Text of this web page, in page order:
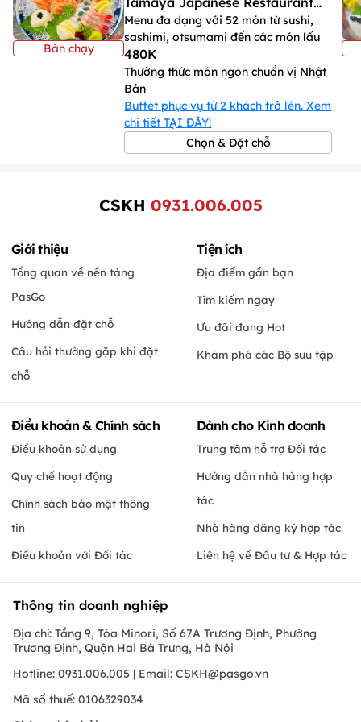
Bán chạy
Hai Bà Trưng
Menu đa dạng với 52 món từ sushi,
sashimi, otsumami đến các món lẩu
480K
Thưởng thức món ngon chuẩn vị Nhật
Bản
Buffet phục vụ từ 2 khách trở lên. Xem
chi tiết TẠI ĐÂY!
Chọn & Đặt chỗ
CSKH 0931.006.005
Giới thiệu
Tổng quan về nền tảng
PasGo
Hướng dẫn đặt chỗ
Câu hỏi thường gặp khi đặt
chỗ
Tiện ích
Địa điểm gần bạn
Tìm kiếm ngay
Ưu đãi đang Hot
Khám phá các Bộ sưu tập
Điều khoản & Chính sách
Điều khoản sử dụng
Quy chế hoạt động
Chính sách bảo mật thông
tin
Điều khoản với Đối tác
Dành cho Kinh doanh
Trung tâm hỗ trợ Đối tác
Hướng dẫn nhà hàng hợp
tác
Nhà hàng đăng ký hợp tác
Liên hệ về Đầu tư & Hợp tác
Thông tin doanh nghiệp
Địa chỉ: Tầng 9, Tòa Minori, Số 67A Trương Định, Phường
Trương Định, Quận Hai Bà Trưng, Hà Nội
Hotline: 0931.006.005 | Email: CSKH@pasgo.vn
Mã số thuế: 0106329034